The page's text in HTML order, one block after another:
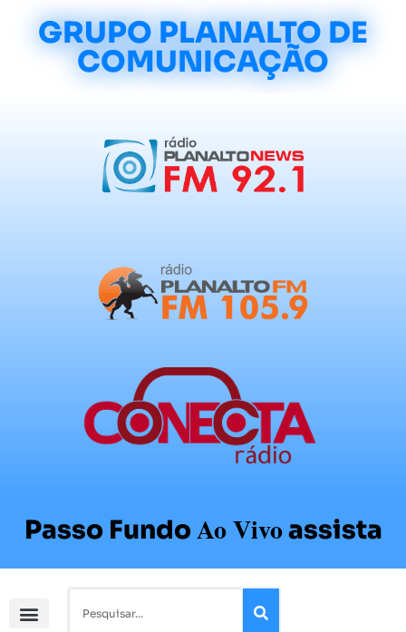
GRUPO PLANALTO DE
COMUNICAÇÃO
Passo FundoAo Vivoassista